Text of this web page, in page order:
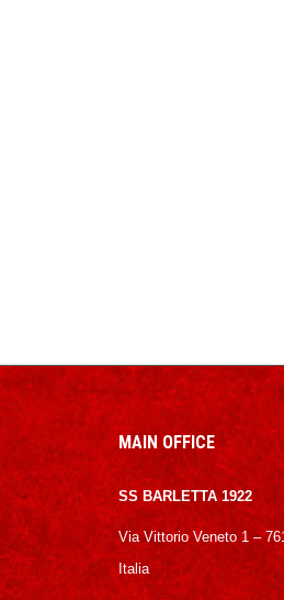
MAIN OFFICE
SS BARLETTA 1922
Via Vittorio Veneto 1 –
Italia